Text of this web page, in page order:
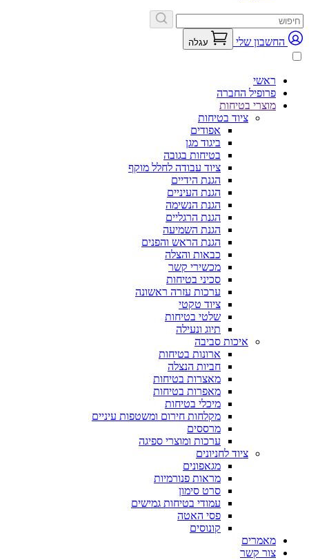
החשבון שלי עגלה
ראשי
פרופיל החברה
מוצרי בטיחות
ציוד בטיחות
אפודים
ביגוד מגן
בטיחות בגובה
ציוד עבודה לחלל מוקף
הגנת הידיים
הגנת העיניים
הגנת הנשימה
הגנת הרגליים
הגנת השמיעה
הגנת הראש והפנים
כבאות והצלה
מכשירי קשר
סכיני בטיחות
ערכות עזרה ראשונה
ציוד טקטי
שלטי בטיחות
תיוג ונעילה
איכות סביבה
ארונות בטיחות
חביות הנצלה
מאצרות בטיחות
מאפרות בטיחות
מיכלי בטיחות
מקלחות חירום ומשטפות עיניים
מרססים
ערכות ומוצרי ספיגה
ציוד לחניונים
מגאפונים
מראות פנורמיות
סרט סימון
עמודי בטיחות גמישים
פסי האטה
קונוסים
מאמרים
צור קשר